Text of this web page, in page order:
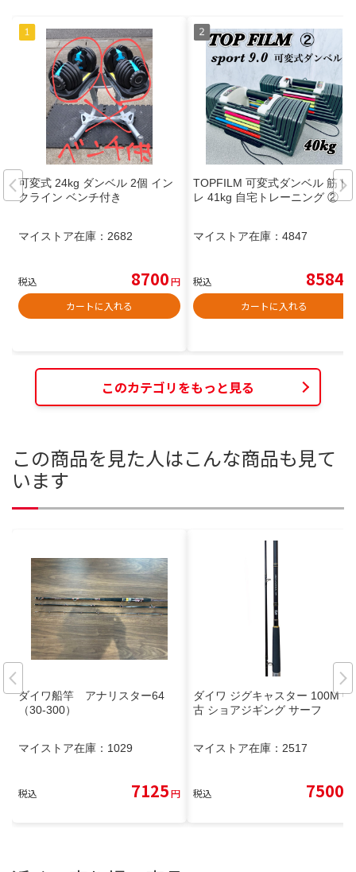
可変式 24kg ダンベル 2個 イン
クライン ベンチ付き
マイストア在庫： 2682
税込 8700円
カートに入れる
TOPFILM 可変式ダンベル 筋ト
レ 41kg 自宅トレーニング ②
マイストア在庫： 4847
税込 8584
カートに入れる
このカテゴリをもっと見る
この商品を見た人はこんな商品も見て
います
ダイワ船竿 アナリスター64
（30-300）
マイストア在庫： 1029
税込 7125円
ダイワ ジグキャスター 100M 中
古 ショアジギング サーフ
マイストア在庫： 2517
税込 7500